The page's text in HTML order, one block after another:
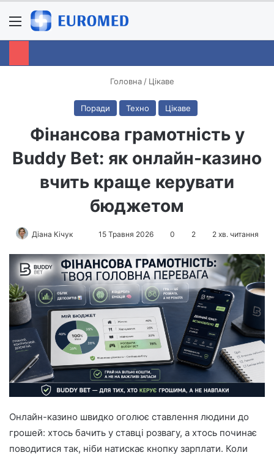
Menu
Головна / Цікаве
Поради Техно Цікаве
Фінансова грамотність у
Buddy Bet: як онлайн-казино
вчить краще керувати
бюджетом
Діана Кічук
n
d
a
n
e
m
a
i
l
15 Травня 2026 0 2 2 хв. читання
Онлайн-казино швидко оголює ставлення людини до
грошей: хтось бачить у ставці розвагу, а хтось починає
поводитися так, ніби натискає кнопку зарплати. Коли